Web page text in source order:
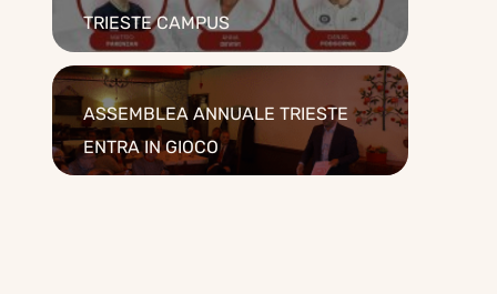
TRIESTE CAMPUS
Aprile 12, 2026
ASSEMBLEA ANNUALE TRIESTE
ENTRA IN GIOCO